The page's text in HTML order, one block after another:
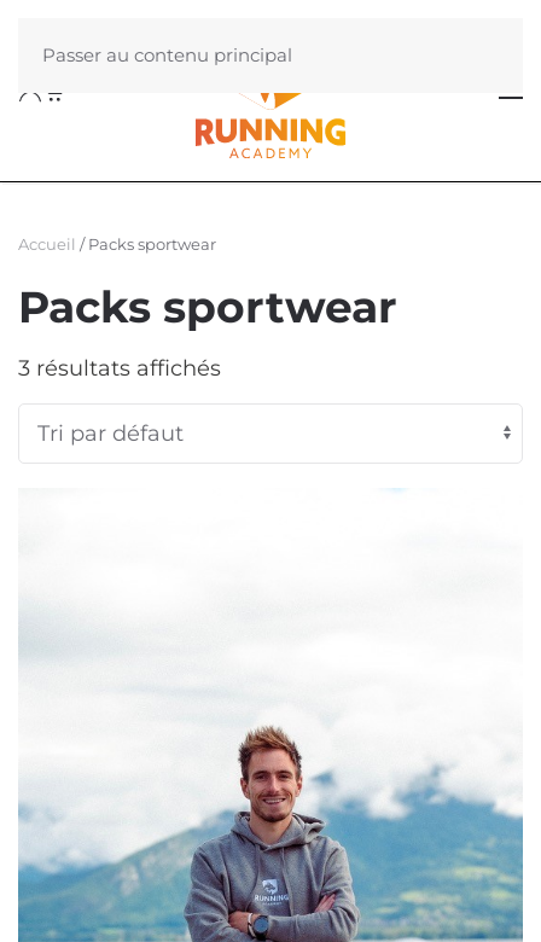
Passer au contenu principal
Accueil / Packs sportwear
Packs sportwear
3 résultats affichés